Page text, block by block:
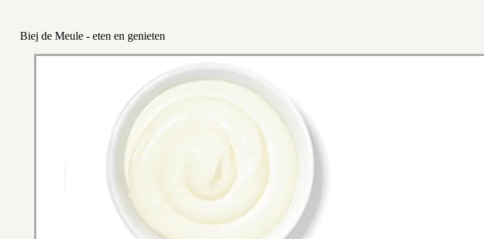
Biej de Meule - eten en genieten